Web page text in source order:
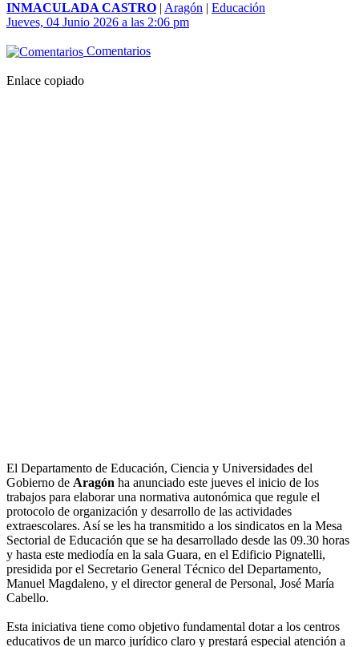
INMACULADA CASTRO | Aragón | Educación
Jueves, 04 Junio 2026 a las 2:06 pm
Comentarios
Enlace copiado
El Departamento de Educación, Ciencia y Universidades del
Gobierno de Aragón ha anunciado este jueves el inicio de los
trabajos para elaborar una normativa autonómica que regule el
protocolo de organización y desarrollo de las actividades
extraescolares. Así se les ha transmitido a los sindicatos en la Mesa
Sectorial de Educación que se ha desarrollado desde las 09.30 horas
y hasta este mediodía en la sala Guara, en el Edificio Pignatelli,
presidida por el Secretario General Técnico del Departamento,
Manuel Magdaleno, y el director general de Personal, José María
Cabello.
Esta iniciativa tiene como objetivo fundamental dotar a los centros
educativos de un marco jurídico claro y prestará especial atención a